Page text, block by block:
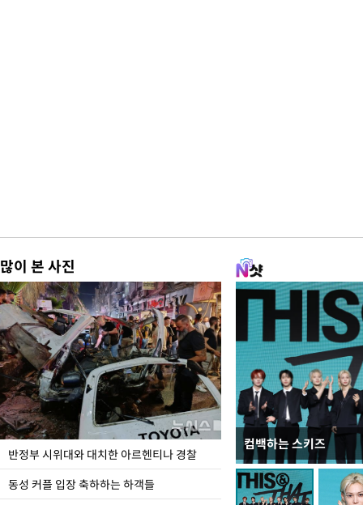
많이 본 사진
반정부 시위대와 대치한 아르헨티나 경찰
동성 커플 입장 축하하는 하객들
컴백하는 스키즈
입추 코앞인데 전국엔